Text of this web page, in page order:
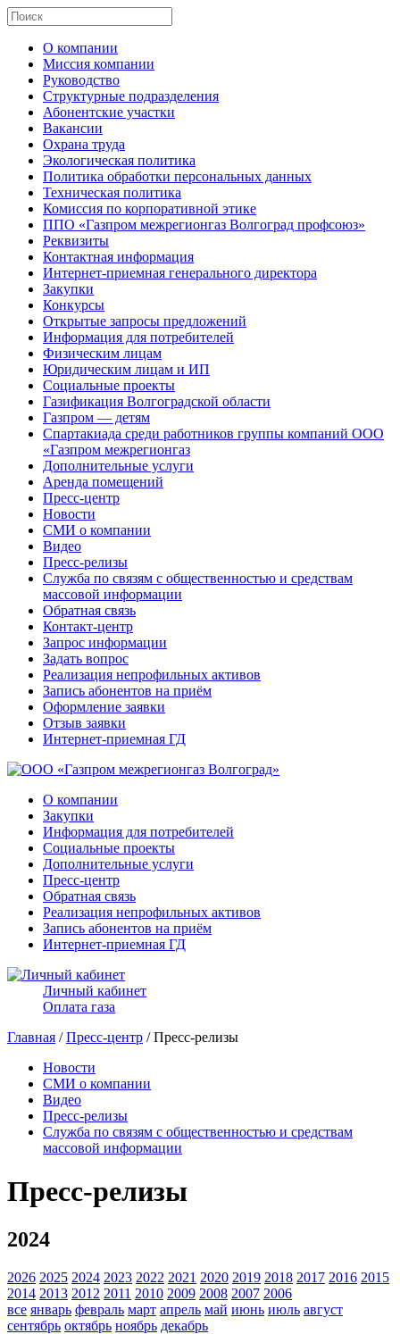
О компании
Миссия компании
Руководство
Структурные подразделения
Абонентские участки
Вакансии
Охрана труда
Экологическая политика
Политика обработки персональных данных
Техническая политика
Комиссия по корпоративной этике
ППО «Газпром межрегионгаз Волгоград профсоюз»
Реквизиты
Контактная информация
Интернет-приемная генерального директора
Закупки
Конкурсы
Открытые запросы предложений
Информация для потребителей
Физическим лицам
Юридическим лицам и ИП
Социальные проекты
Газификация Волгоградской области
Газпром — детям
Спартакиада среди работников группы компаний ООО
«Газпром межрегионгаз
Дополнительные услуги
Аренда помещений
Пресс-центр
Новости
СМИ о компании
Видео
Пресс-релизы
Служба по связям с общественностью и средствам
массовой информации
Обратная связь
Контакт-центр
Запрос информации
Задать вопрос
Реализация непрофильных активов
Запись абонентов на приём
Оформление заявки
Отзыв заявки
Интернет-приемная ГД
О компании
Закупки
Информация для потребителей
Социальные проекты
Дополнительные услуги
Пресс-центр
Обратная связь
Реализация непрофильных активов
Запись абонентов на приём
Интернет-приемная ГД
Личный кабинет
Оплата газа
Главная /Пресс-центр / Пресс-релизы
Новости
СМИ о компании
Видео
Пресс-релизы
Служба по связям с общественностью и средствам
массовой информации
Пресс-релизы
2024
2026 2025 2024 2023 2022 2021 2020 2019 2018 2017 2016 2015
2014 2013 2012 2011 2010 2009 2008 2007 2006
все январь февраль март апрель май июнь июль август
сентябрь октябрь ноябрь декабрь